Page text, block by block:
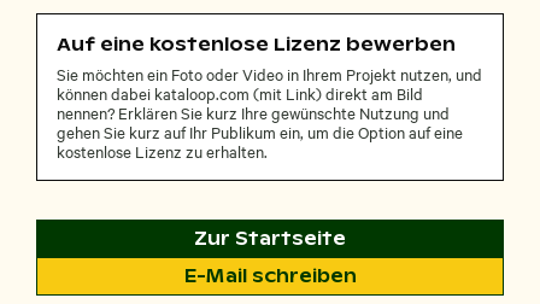
Auf eine kostenlose Lizenz bewerben
Sie möchten ein Foto oder Video in Ihrem Projekt nutzen, und
können dabei kataloop.com (mit Link) direkt am Bild
nennen? Erklären Sie kurz Ihre gewünschte Nutzung und
gehen Sie kurz auf Ihr Publikum ein, um die Option auf eine
kostenlose Lizenz zu erhalten.
Zur Startseite
E-Mail schreiben